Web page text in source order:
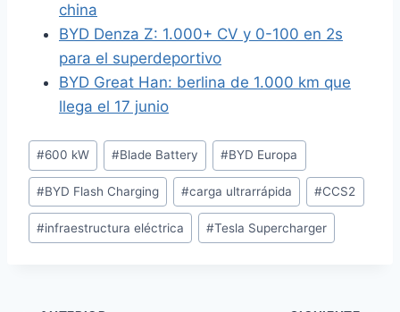
china
BYD Denza Z: 1.000+ CV y 0-100 en 2s
para el superdeportivo
BYD Great Han: berlina de 1.000 km que
llega el 17 junio
Etiquetas
de
la
entrada:
#600 kW #Blade Battery #BYD Europa
#BYD Flash Charging #carga ultrarrápida #CCS2
#infraestructura eléctrica #Tesla Supercharger